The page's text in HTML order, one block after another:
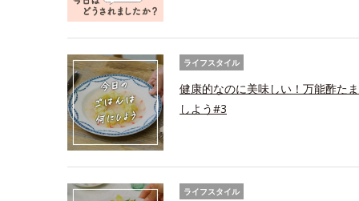
ライフスタイル
健康的なのに美味しい！万能酢た
しよう#3
ライフスタイル